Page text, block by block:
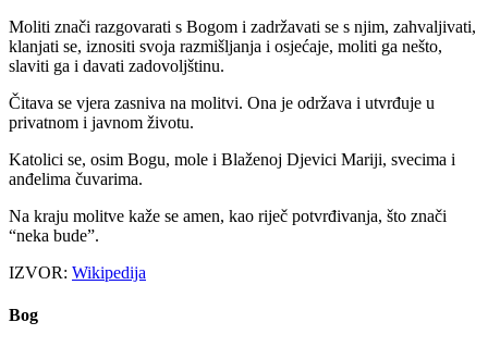
Moliti znači razgovarati s Bogom i zadržavati se s njim, zahvaljivati,
klanjati se, iznositi svoja razmišljanja i osjećaje, moliti ga nešto,
slaviti ga i davati zadovoljštinu.
Čitava se vjera zasniva na molitvi. Ona je održava i utvrđuje u
privatnom i javnom životu.
Katolici se, osim Bogu, mole i Blaženoj Djevici Mariji, svecima i
anđelima čuvarima.
Na kraju molitve kaže se amen, kao riječ potvrđivanja, što znači
“neka bude”.
IZVOR: Wikipedija
Bog